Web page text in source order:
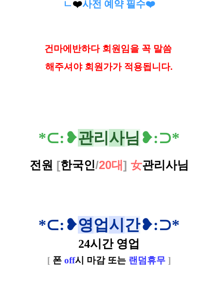
ㄴ❤️사전 예약 필수❤️
건마에반하다 회원임을 꼭 말씀
해 주셔야 회원가가 적용됩니다.
*⊂:❥관리사님 ❥:⊃*
전원 [한국인/20대] 女관리사님
*⊂:❥영업시간❥:⊃*
24시간 영업
[ 폰 off시 마감 또는 랜덤휴무 ]